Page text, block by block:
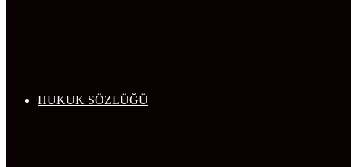
HUKUK SÖZLÜĞÜ